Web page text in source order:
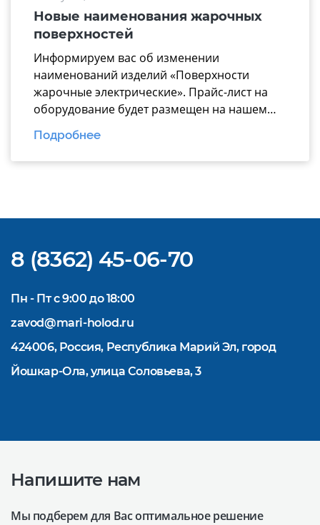
модули работают по единому стандарту. В
презентацию вошли ключевые модули для
эффективной комплектации горячего […]
Новые наименования жарочных
поверхностей
Информируем вас об изменении
наименований изделий «Поверхности
жарочные электрические». Прайс-лист на
оборудование будет размещен на нашем
официальном
сайте https://www.mariholod.com/ в
Дилерском разделе «Прайсы».
Подробнее
8 (8362) 45-06-70
Пн - Пт с 9:00 до 18:00
zavod@mari-holod.ru
424006, Россия, Республика Марий Эл, город
Йошкар-Ола, улица Соловьева, 3
Напишите нам
Мы подберем для Вас оптимальное решение